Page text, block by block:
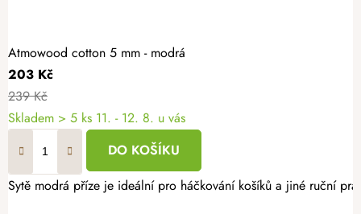
Atmowood cotton 5 mm - modrá
203 Kč
239 Kč
Skladem > 5 ks 11. - 12. 8. u vás
DO KOŠÍKU
Sytě modrá příze je ideální pro háčkování košíků a jiné ruční